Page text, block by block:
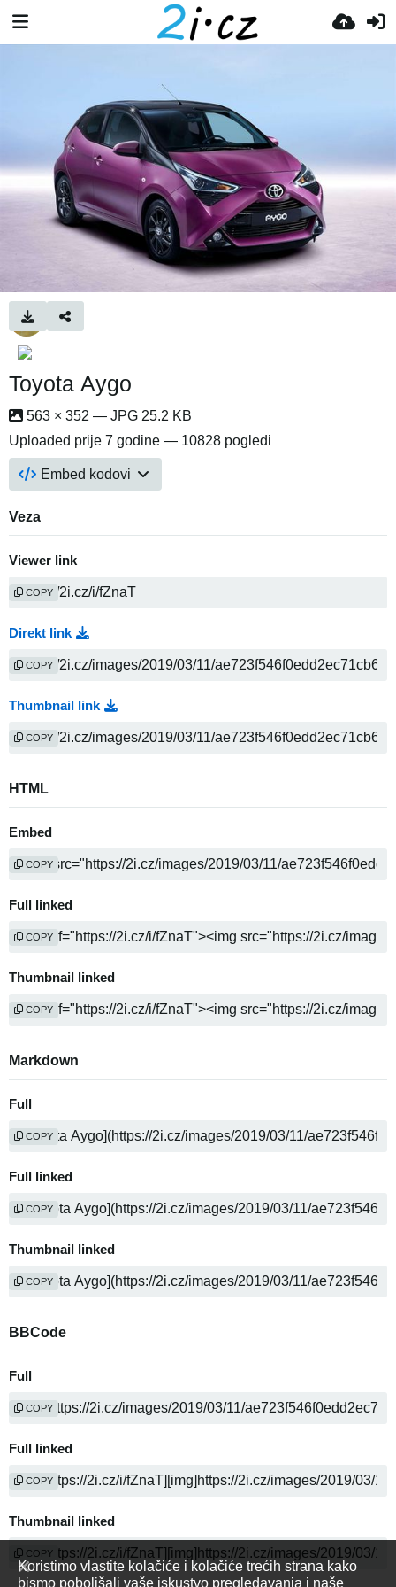
Toyota Aygo
563 × 352 — JPG 25.2 KB
Uploaded prije 7 godine — 10828 pogledi
Embed kodovi
Veza
Viewer link
COPY
Direkt link
COPY
Thumbnail link
COPY
HTML
Embed
COPY
Full linked
COPY
Thumbnail linked
COPY
Markdown
Full
COPY
Full linked
COPY
Thumbnail linked
COPY
BBCode
Full
COPY
Full linked
COPY
Thumbnail linked
COPY
Koristimo vlastite kolačiće i kolačiće trećih strana kako
bismo poboljšali vaše iskustvo pregledavanja i naše